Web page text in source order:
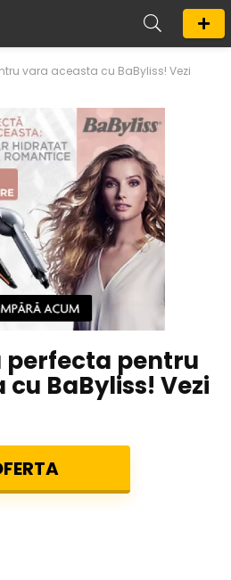
vara aceasta cu BaByliss! Vezi
perfecta pentru
BaByliss! Vezi